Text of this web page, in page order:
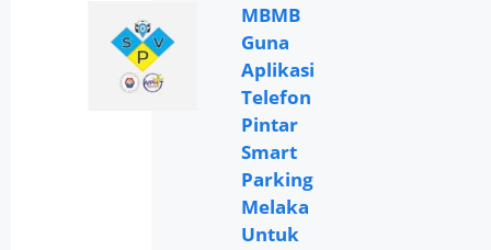
MBMB
Guna
Aplikasi
Telefon
Pintar
Smart
Parking
Melaka
Untuk